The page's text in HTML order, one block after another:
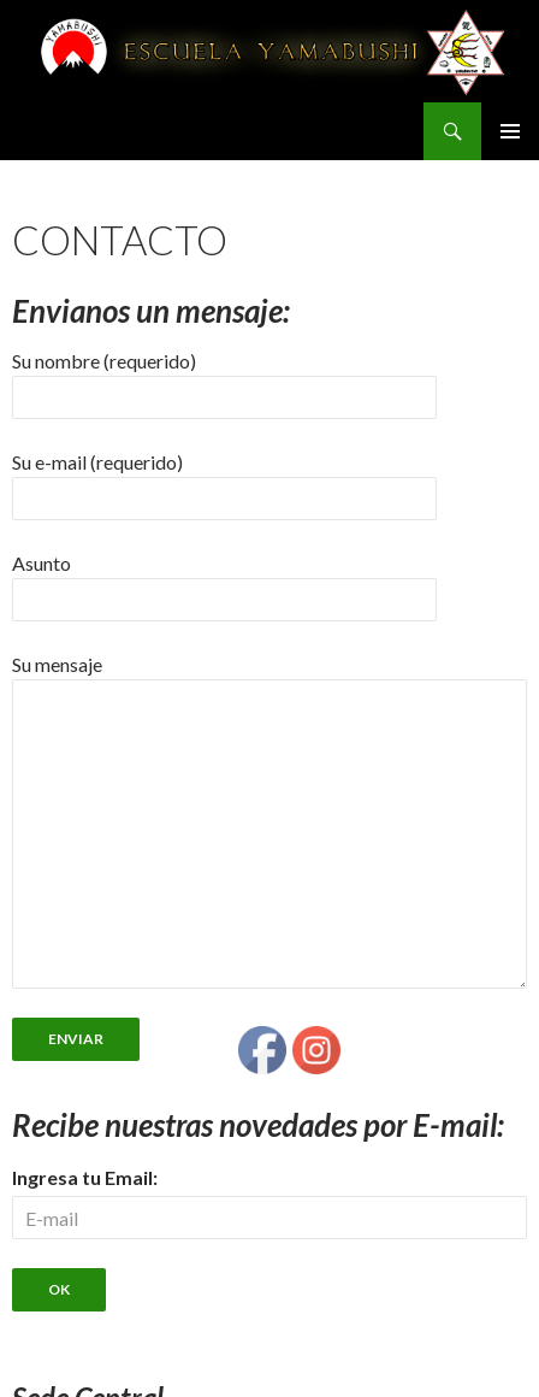
CONTACTO
Envianos un mensaje:
Su nombre (requerido)
Su e-mail (requerido)
Asunto
Su mensaje
Recibe nuestras novedades por E-mail:
Ingresa tu Email: